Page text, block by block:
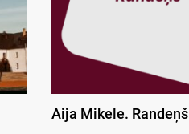
Aija Mikele. Randeņš